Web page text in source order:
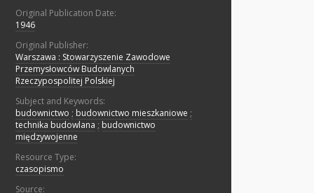
Original Publication Date:
1946
Original Publisher:
Warszawa : Stowarzyszenie Zawodowe
Przemysłowców Budowlanych
Rzeczypospolitej Polskiej
Subject and Keywords:
budownictwo ; budownictwo mieszkaniowe ;
technika budowlana ; budownictwo
międzywojenne
Resource Type:
czasopismo
Source: